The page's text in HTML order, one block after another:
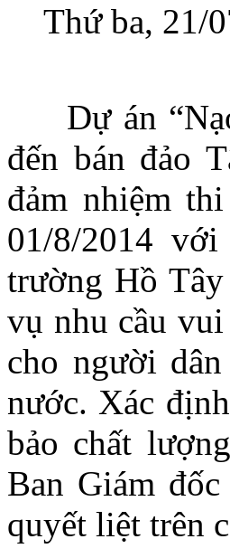
Thứ ba, 21/
Dự án
đến bán đảo
đảm nhiệm
01/8/2014 với
trường Hồ
vụ nhu cầu
cho người
nước. Xác
bảo chất
Ban Giám
quyết liệt trên